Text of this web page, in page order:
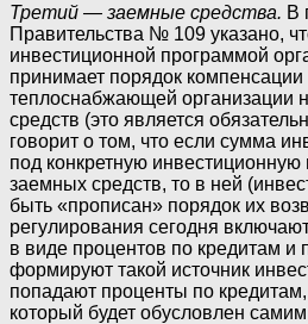
Третий — заемные средства. В
Правительства № 109 указано,
инвестиционной программой
принимает порядок компенсации
теплоснабжающей организации
средств (это является
говорит о том, что если сумма
под конкретную инвестиционную
заемных средств, то в ней
быть «прописан» порядок их
регулирования сегодня
в виде процентов по кредитам
формируют такой источник
попадают проценты по
который будет обусловлен